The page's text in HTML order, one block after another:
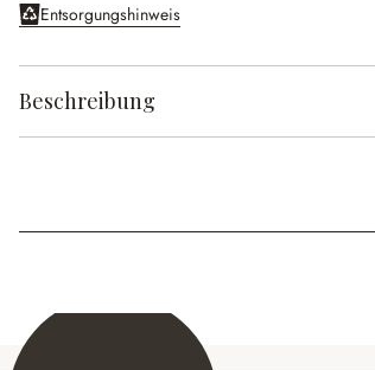
Entsorgungshinweis
Beschreibung